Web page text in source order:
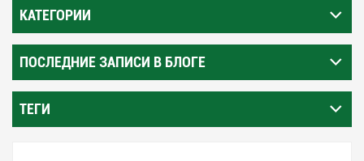
КАТЕГОРИИ
ПОСЛЕДНИЕ ЗАПИСИ В БЛОГЕ
ТЕГИ